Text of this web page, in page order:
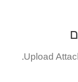
Upload